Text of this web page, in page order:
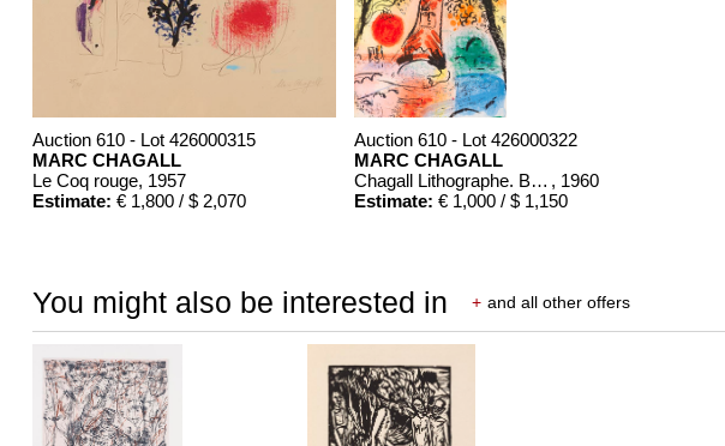
Auction 610 - Lot 426000315
MARC CHAGALL
Le Coq rouge, 1957
Estimate: € 1,800 / $ 2,070
Auction 610 - Lot 426000322
MARC CHAGALL
Chagall Lithographe. Bde. 1-3 , 1960
Estimate: € 1,000 / $ 1,150
You might also be interested in + and all other offers